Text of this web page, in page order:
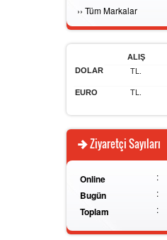
›› Tüm Markalar
ALIŞ
DOLAR
TL.
EURO TL.
Ziyaretçi Sayıları
Online :
Bugün
:
Toplam
: